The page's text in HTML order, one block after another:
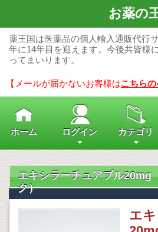
お薬の
薬王国は医薬品の個人輸入通販代行
年に14年目を迎えます。今後共皆様
ってまいります。
【メールが届かないお客様はこちら
ホーム ログイン カテゴリ
エキシラーチュアブル20mg
ク）
エ